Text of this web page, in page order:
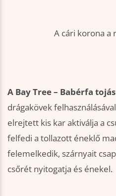
A cári korona a
A Bay Tree – Babérfa
drágakövek
elrejtett kis kar aktiválja a
felfedi a tollazott éneklő
felemelkedik, szárnyait
csőrét nyitogatja és énekel.